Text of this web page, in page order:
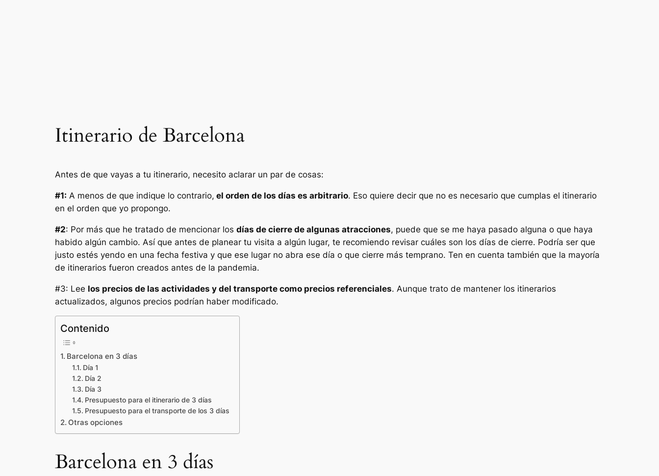
Itinerario de Barcelona
Antes de que vayas a tu itinerario, necesito aclarar un par de cosas:
#1: A menos de que indique lo contrario, el orden de los días es arbitrario. Eso quiere decir que no es necesario que cumplas el itinerario
en el orden que yo propongo.
#2: Por más que he tratado de mencionar los días de cierre de algunas atracciones, puede que se me haya pasado alguna o que haya
habido algún cambio. Así que antes de planear tu visita a algún lugar, te recomiendo revisar cuáles son los días de cierre. Podría ser que
justo estés yendo en una fecha festiva y que ese lugar no abra ese día o que cierre más temprano. Ten en cuenta también que la mayoría
de itinerarios fueron creados antes de la pandemia.
#3: Lee los precios de las actividades y del transporte como precios referenciales. Aunque trato de mantener los itinerarios
actualizados, algunos precios podrían haber modificado.
Contenido
Barcelona en 3 días
Día 1
Día 2
Día 3
Presupuesto para el itinerario de 3 días
Presupuesto para el transporte de los 3 días
Otras opciones
Barcelona en 3 días